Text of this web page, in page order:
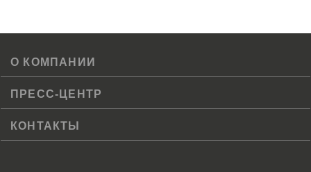
О КОМПАНИИ
ПРЕСС-ЦЕНТР
КОНТАКТЫ